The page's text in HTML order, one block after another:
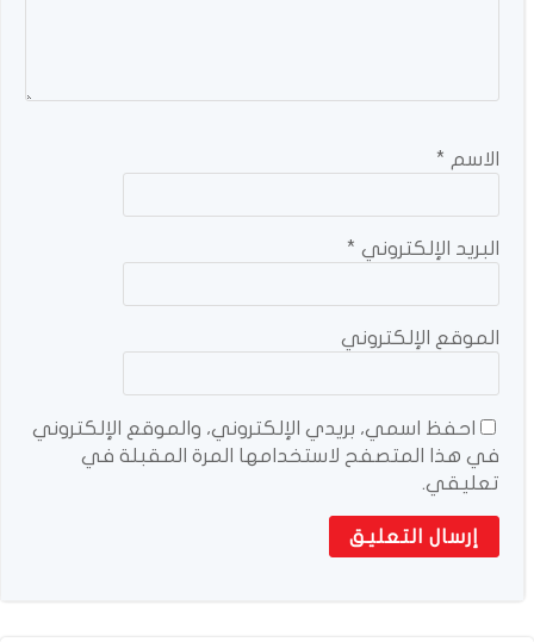
الاسم *
البريد الإلكتروني *
الموقع الإلكتروني
احفظ اسمي، بريدي الإلكتروني، والموقع الإلكتروني
في هذا المتصفح لاستخدامها المرة المقبلة في
تعليقي.